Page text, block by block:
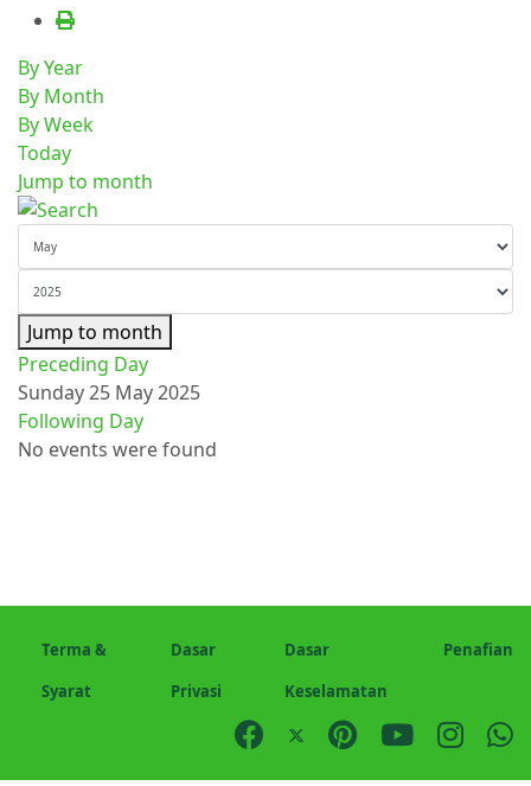
By Year
By Month
By Week
Today
Jump to month
Jump to month
Preceding Day
Sunday 25 May 2025
Following Day
No events were found
Terma &
Syarat
Dasar
Privasi
Dasar
Keselamatan
Penafian